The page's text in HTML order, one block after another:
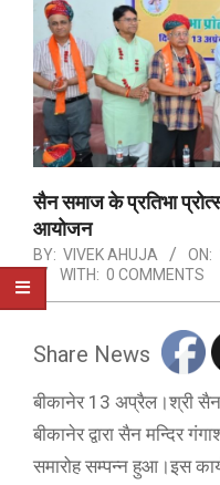
सैन समाज के प्रतिभा
आयोजन
BY: VIVEK AHUJA ON:
WITH: 0 COMMENTS
Share News
बीकानेर 13 अप्रैल।श्री
बीकानेर द्वारा सैन मन्दिर
समारोह सम्पन्न हुआ।इस